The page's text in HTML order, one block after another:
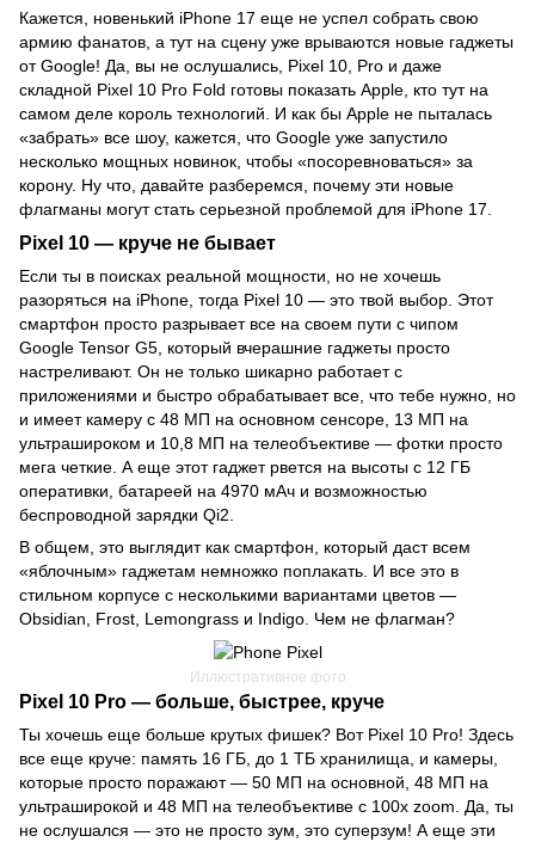
Кажется, новенький iPhone 17 еще не успел собрать свою
армию фанатов, а тут на сцену уже врываются новые гаджеты
от Google! Да, вы не ослушались, Pixel 10, Pro и даже
складной Pixel 10 Pro Fold готовы показать Apple, кто тут на
самом деле король технологий. И как бы Apple не пыталась
«забрать» все шоу, кажется, что Google уже запустило
несколько мощных новинок, чтобы «посоревноваться» за
корону. Ну что, давайте разберемся, почему эти новые
флагманы могут стать серьезной проблемой для iPhone 17.
Pixel 10 — круче не бывает
Если ты в поисках реальной мощности, но не хочешь
разоряться на iPhone, тогда Pixel 10 — это твой выбор. Этот
смартфон просто разрывает все на своем пути с чипом
Google Tensor G5, который вчерашние гаджеты просто
настреливают. Он не только шикарно работает с
приложениями и быстро обрабатывает все, что тебе нужно, но
и имеет камеру с 48 МП на основном сенсоре, 13 МП на
ультрашироком и 10,8 МП на телеобъективе — фотки просто
мега четкие. А еще этот гаджет рвется на высоты с 12 ГБ
оперативки, батареей на 4970 мАч и возможностью
беспроводной зарядки Qi2.
В общем, это выглядит как смартфон, который даст всем
«яблочным» гаджетам немножко поплакать. И все это в
стильном корпусе с несколькими вариантами цветов —
Obsidian, Frost, Lemongrass и Indigo. Чем не флагман?
Иллюстративное фото
Pixel 10 Pro — больше, быстрее, круче
Ты хочешь еще больше крутых фишек? Вот Pixel 10 Pro! Здесь
все еще круче: память 16 ГБ, до 1 ТБ хранилища, и камеры,
которые просто поражают — 50 МП на основной, 48 МП на
ультраширокой и 48 МП на телеобъективе с 100x zoom. Да, ты
не ослушался — это не просто зум, это суперзум! А еще эти